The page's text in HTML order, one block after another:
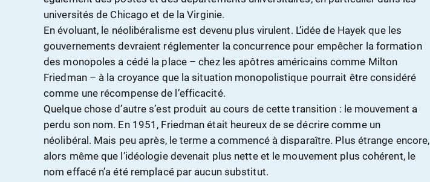
universités de Chicago et de la Virginie.
En évoluant, le néolibéralisme est devenu plus virulent. L’idée de Hayek que les
gouvernements devraient réglementer la concurrence pour empêcher la formation
des monopoles a cédé la place – chez les apôtres américains comme Milton
Friedman – à la croyance que la situation monopolistique pourrait être considéré
comme une récompense de l’efficacité.
Quelque chose d’autre s’est produit au cours de cette transition : le mouvement a
perdu son nom. En 1951, Friedman était heureux de se décrire comme un
néolibéral. Mais peu après, le terme a commencé à disparaître. Plus étrange encore,
alors même que l’idéologie devenait plus nette et le mouvement plus cohérent, le
nom effacé n’a été remplacé par aucun substitut.